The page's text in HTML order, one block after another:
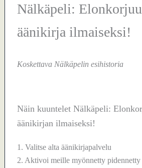
Nälkäpeli:
äänikirja ilmaiseksi!
Koskettava Nälkäpelin esihistoria
Näin kuuntelet Nälkäpeli:
äänikirjan ilmaiseksi!
1. Valitse alta äänikirjapalvelu
2. Aktivoi meille myönnetty pidennetty